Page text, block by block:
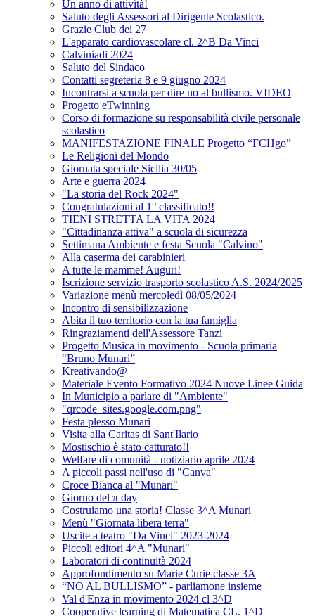
Un anno di attività!
Saluto degli Assessori al Dirigente Scolastico.
Grazie Club dei 27
L'apparato cardiovascolare cl. 2^B Da Vinci
Calviniadi 2024
Saluto del Sindaco
Contatti segreteria 8 e 9 giugno 2024
Incontrarsi a scuola per dire no al bullismo. VIDEO
Progetto eTwinning
Corso di formazione su responsabilità civile personale
scolastico
MANIFESTAZIONE FINALE Progetto “FCHgo”
Le Religioni del Mondo
Giornata speciale Sicilia 30/05
Arte e guerra 2024
"La storia del Rock 2024"
Congratulazioni al 1° classificato!!
TIENI STRETTA LA VITA 2024
"Cittadinanza attiva" a scuola di sicurezza
Settimana Ambiente e festa Scuola "Calvino"
Alla caserma dei carabinieri
A tutte le mamme! Auguri!
Iscrizione servizio trasporto scolastico A.S. 2024/2025
Variazione menù mercoledì 08/05/2024
Incontro di sensibilizzazione
Abita il tuo territorio con la tua famiglia
Ringraziamenti dell'Assessore Tanzi
Progetto Musica in movimento - Scuola primaria
“Bruno Munari”
Kreativando@
Materiale Evento Formativo 2024 Nuove Linee Guida
In Municipio a parlare di "Ambiente"
"qrcode_sites.google.com.png"
Festa plesso Munari
Visita alla Caritas di Sant'Ilario
Mostischio è stato catturato!!
Welfare di comunità - notiziario aprile 2024
A piccoli passi nell'uso di "Canva"
Croce Bianca al "Munari"
Giorno del π day
Costruiamo una storia! Classe 3^A Munari
Menù "Giornata libera terra"
Uscite a teatro "Da Vinci" 2023-2024
Piccoli editori 4^A "Munari"
Laboratori di continuità 2024
Approfondimento su Marie Curie classe 3A
“NO AL BULLISMO” - parliamone insieme
Val d'Enza in movimento 2024 cl 3^D
Cooperative learning di Matematica CL. 1^D